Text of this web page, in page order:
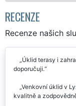
RECENZE
Recenze našich
Úklid terasy i
doporučuji.
Venkovní úklid v
kvalitně a